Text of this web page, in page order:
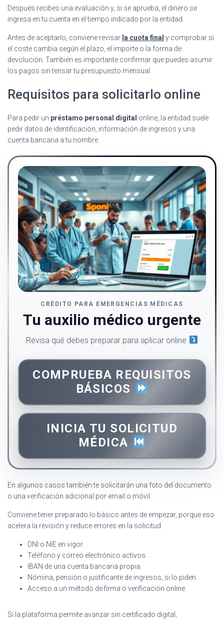
Después recibes una evaluación y, si se aprueba, el dinero se
ingresa en tu cuenta en el tiempo indicado por la entidad.
Antes de aceptarlo, conviene revisar la cuota final y comprobar si
el coste cambia según el plazo, el importe o la forma de
devolución. También es importante confirmar que puedes asumir
los pagos sin tensar tu presupuesto mensual.
Requisitos para solicitarlo online
Para pedir un préstamo personal digital online, la entidad suele
pedir datos de identificación, información de ingresos y una
cuenta bancaria a tu nombre.
CRÉDITO PARA EMERGENCIAS MÉDICAS
Tu auxilio médico urgente
Revisa qué debes preparar para aplicar online
COMPRUEBA REQUISITOS
BÁSICOS
INICIA TU SOLICITUD
MÉDICA
En algunos casos también te solicitarán una foto del documento
o una verificación adicional por email o móvil.
Conviene tener preparado lo básico antes de empezar, porque eso
acelera la revisión y reduce errores en la solicitud.
DNI o NIE en vigor.
Teléfono y correo electrónico activos.
IBAN de una cuenta bancaria propia.
Nómina, pensión o justificante de ingresos, si lo piden.
Acceso a un método de firma o verificación online.
Si la plataforma permite avanzar sin certificado digital,